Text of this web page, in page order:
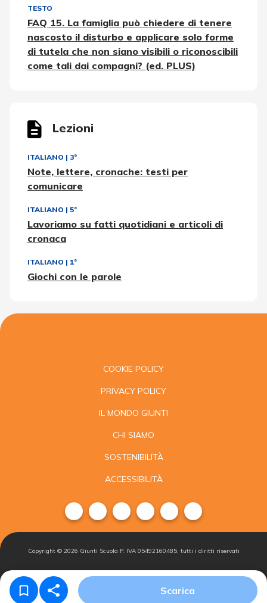
TESTO
FAQ 15. La famiglia può chiedere di tenere
nascosto il disturbo e applicare solo forme
di tutela che non siano visibili o riconoscibili
come tali dai compagni? (ed. PLUS)
Lezioni
ITALIANO | 3ª
Note, lettere, cronache: testi per
comunicare
ITALIANO | 5ª
Lavoriamo su fatti quotidiani e articoli di
cronaca
ITALIANO | 1ª
Giochi con le parole
Scarica
COOKIE POLICY
PRIVACY POLICY
IL MONDO GIUNTI
CHI SIAMO
SOSTENIBILITÀ
ACCESSIBILITÀ
Copyright © 2026 Giunti Scuola P. IVA 05492160485, tutti i diritti riservati
Condizioni di
vendita
Gestisci i
Iscriviti alla
newsletter